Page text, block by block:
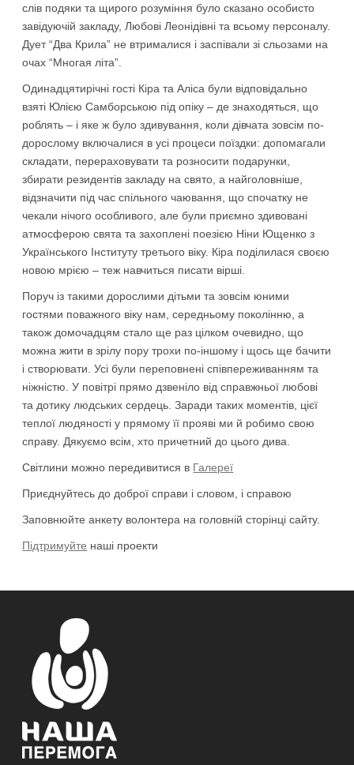
слів подяки та щирого розуміння було сказано особисто
завідуючій закладу, Любові Леонідівні та всьому персоналу.
Дует “Два Крила” не втрималися і заспівали зі сльозами на
очах “Многая літа”.
Одинадцятирічні гості Кіра та Аліса були відповідально
взяті Юлією Самборською під опіку – де знаходяться, що
роблять – і яке ж було здивування, коли дівчата зовсім по-
дорослому включалися в усі процеси поїздки: допомагали
складати, перераховувати та розносити подарунки,
збирати резидентів закладу на свято, а найголовніше,
відзначити під час спільного чаювання, що спочатку не
чекали нічого особливого, але були приємно здивовані
атмосферою свята та захоплені поезією Ніни Ющенко з
Українського Інституту третього віку. Кіра поділилася своєю
новою мрією – теж навчиться писати вірші.
Поруч із такими дорослими дітьми та зовсім юними
гостями поважного віку нам, середньому поколінню, а
також домочадцям стало ще раз цілком очевидно, що
можна жити в зрілу пору трохи по-іншому і щось ще бачити
і створювати. Усі були переповнені співпереживанням та
ніжністю. У повітрі прямо дзвеніло від справжньої любові
та дотику людських сердець. Заради таких моментів, цієї
теплої людяності у прямому її прояві ми й робимо свою
справу. Дякуємо всім, хто причетний до цього дива.
Світлини можно передивитися в Галереї
Приєднуйтесь до доброї справи і словом, і справою
Заповнюйте анкету волонтера на головній сторінці сайту.
Підтримуйте наші проекти